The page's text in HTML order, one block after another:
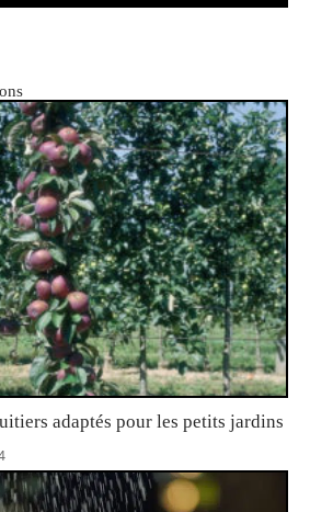
adaptés pour les petits jardins